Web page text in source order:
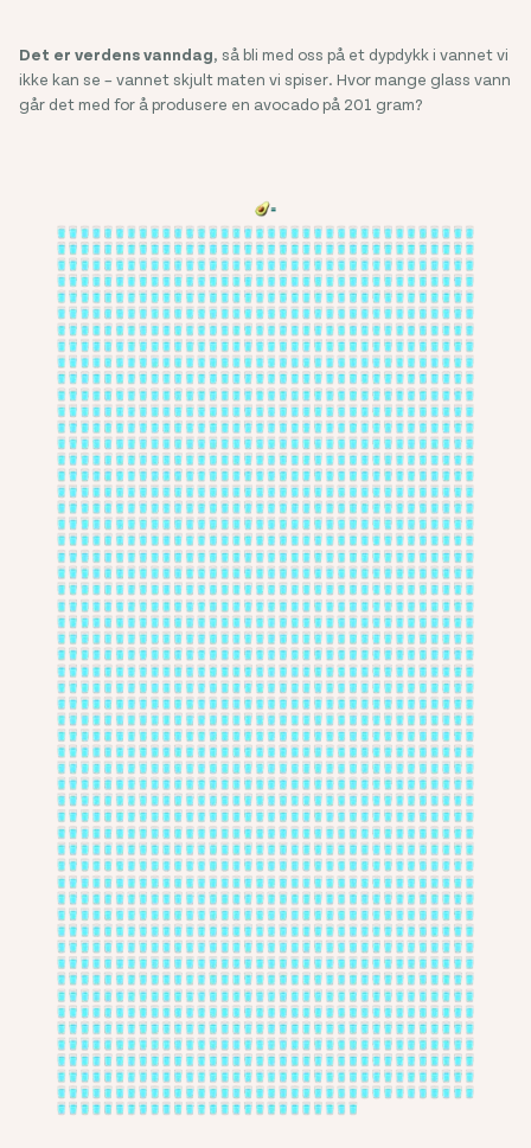
Det er verdens vanndag, så bli med oss på et dypdykk i vannet vi
ikke kan se – vannet skjult maten vi spiser. Hvor mange glass vann
går det med for å produsere en avocado på 201 gram?